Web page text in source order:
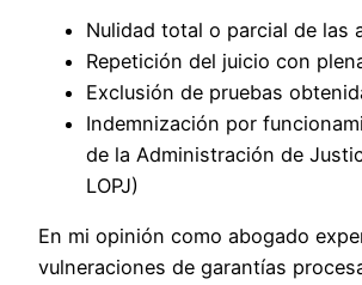
Nulidad total o parcial de las
Repetición del juicio con
Exclusión de pruebas
Indemnización por
de la Administración de
LOPJ)
En mi opinión como abogado
vulneraciones de garantías